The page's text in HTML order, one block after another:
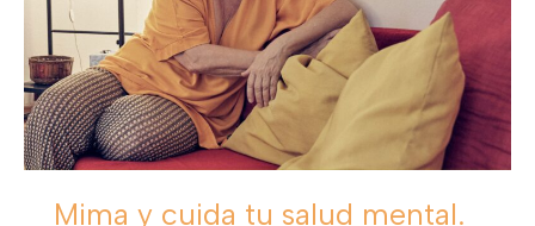
Mima y cuida tu salud mental.